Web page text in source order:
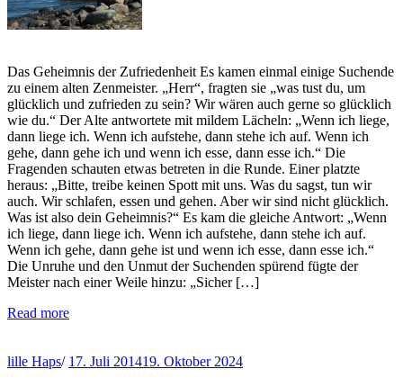
Das Geheimnis der Zufriedenheit Es kamen einmal einige Suchende
zu einem alten Zenmeister. „Herr“, fragten sie „was tust du, um
glücklich und zufrieden zu sein? Wir wären auch gerne so glücklich
wie du.“ Der Alte antwortete mit mildem Lächeln: „Wenn ich liege,
dann liege ich. Wenn ich aufstehe, dann stehe ich auf. Wenn ich
gehe, dann gehe ich und wenn ich esse, dann esse ich.“ Die
Fragenden schauten etwas betreten in die Runde. Einer platzte
heraus: „Bitte, treibe keinen Spott mit uns. Was du sagst, tun wir
auch. Wir schlafen, essen und gehen. Aber wir sind nicht glücklich.
Was ist also dein Geheimnis?“ Es kam die gleiche Antwort: „Wenn
ich liege, dann liege ich. Wenn ich aufstehe, dann stehe ich auf.
Wenn ich gehe, dann gehe ist und wenn ich esse, dann esse ich.“
Die Unruhe und den Unmut der Suchenden spürend fügte der
Meister nach einer Weile hinzu: „Sicher […]
Read more
lille Haps/ 17. Juli 201419. Oktober 2024